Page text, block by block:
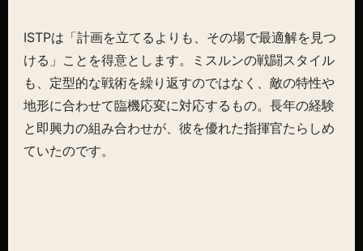
ISTPは「計画を立てるよりも、その場で最適解を見つ
ける」ことを得意とします。ミスルンの戦闘スタイル
も、定型的な戦術を繰り返すのではなく、敵の特性や
地形に合わせて臨機応変に対応するもの。長年の経験
と即興力の組み合わせが、彼を優れた指揮官たらしめ
ていたのです。